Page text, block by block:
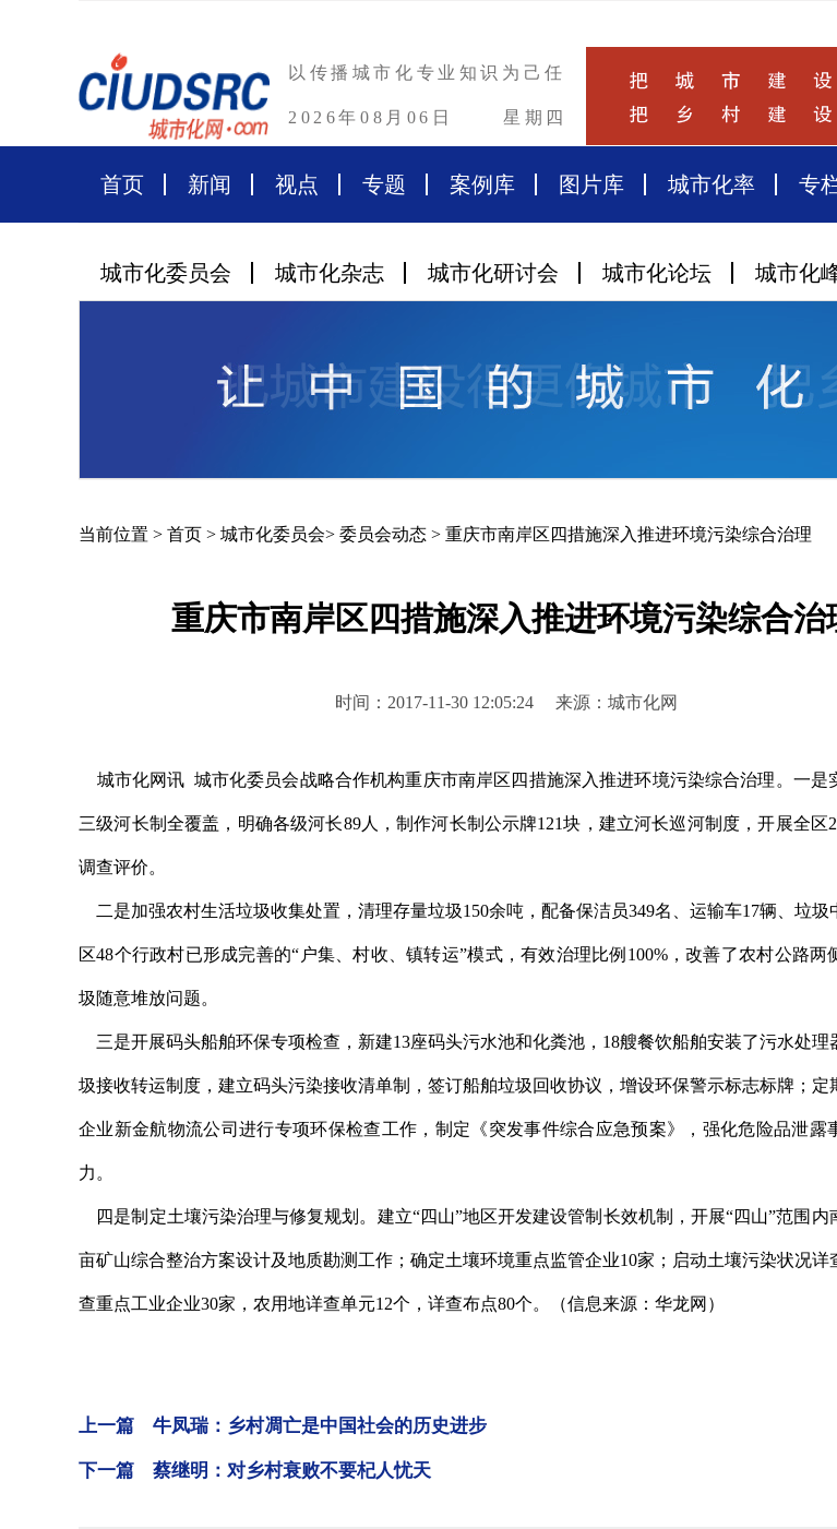
以传播城市化专业知识为己任
2026年08月06日 星期四
首页 新闻 视点 专题 案例库 图片库 城市化率 专
城市化委员会 城市化杂志 城市化研讨会 城市化论坛 城市化
当前位置 > 首页 > 城市化委员会> 委员会动态 > 重庆市南岸区四措施深入推进环境污染综合治理
重庆市南岸区四措施深入推进环境污染综合治
时间：2017-11-30 12:05:24 来源：城市化网
城市化网讯 城市化委员会战略合作机构重庆市南岸区四措施深入推进环境污染综合治理。一是
三级河长制全覆盖，明确各级河长89人，制作河长制公示牌121块，建立河长巡河制度，开展全区
调查评价。
二是加强农村生活垃圾收集处置，清理存量垃圾150余吨，配备保洁员349名、运输车17辆、垃圾
区48个行政村已形成完善的“户集、村收、镇转运”模式，有效治理比例100%，改善了农村公路两
圾随意堆放问题。
三是开展码头船舶环保专项检查，新建13座码头污水池和化粪池，18艘餐饮船舶安装了污水处理
圾接收转运制度，建立码头污染接收清单制，签订船舶垃圾回收协议，增设环保警示标志标牌；定
企业新金航物流公司进行专项环保检查工作，制定《突发事件综合应急预案》，强化危险品泄露
力。
四是制定土壤污染治理与修复规划。建立“四山”地区开发建设管制长效机制，开展“四山”范围内
亩矿山综合整治方案设计及地质勘测工作；确定土壤环境重点监管企业10家；启动土壤污染状况详
查重点工业企业30家，农用地详查单元12个，详查布点80个。（信息来源：华龙网）
上一篇 牛凤瑞：乡村凋亡是中国社会的历史进步
下一篇 蔡继明：对乡村衰败不要杞人忧天